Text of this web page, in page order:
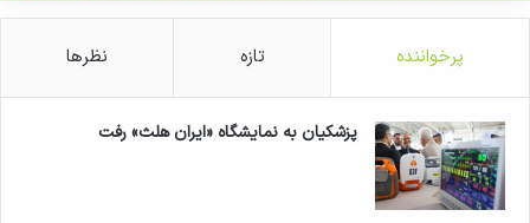
پرخواننده تازه نظرها
پزشکیان به نمایشگاه «ایران هلث» رفت